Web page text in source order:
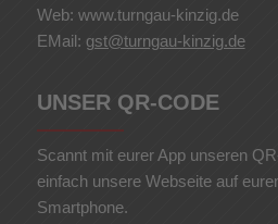
Web: www.turngau-kinzig.de
EMail: gst@turngau-kinzig.de
UNSER QR-CODE
Scannt mit eurer App unseren
einfach unsere Webseite auf
Smartphone.